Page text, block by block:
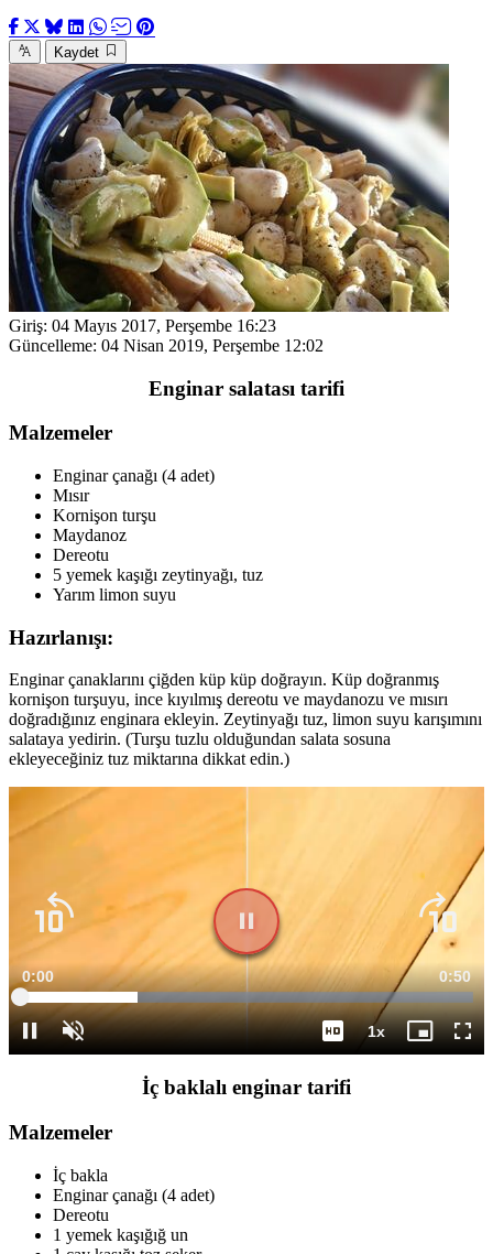
Kaydet
Giriş: 04 Mayıs 2017, Perşembe 16:23
Güncelleme: 04 Nisan 2019, Perşembe 12:02
Enginar salatası tarifi
Malzemeler
Enginar çanağı (4 adet)
Mısır
Kornişon turşu
Maydanoz
Dereotu
5 yemek kaşığı zeytinyağı, tuz
Yarım limon suyu
Hazırlanışı:
Enginar çanaklarını çiğden küp küp doğrayın. Küp doğranmış
kornişon turşuyu, ince kıyılmış dereotu ve maydanozu ve mısırı
doğradığınız enginara ekleyin. Zeytinyağı tuz, limon suyu karışımını
salataya yedirin. (Turşu tuzlu olduğundan salata sosuna
ekleyeceğiniz tuz miktarına dikkat edin.)
DuraklatSesi
Aç
Süre
0:01 Toplam
Süre
0:50
Yüklendi:
25.95%
1xOynatma
Hızı
Mini
oynatıcı
Tam
İç baklalı enginar tarifi
Malzemeler
İç bakla
Enginar çanağı (4 adet)
Dereotu
1 yemek kaşığığ un